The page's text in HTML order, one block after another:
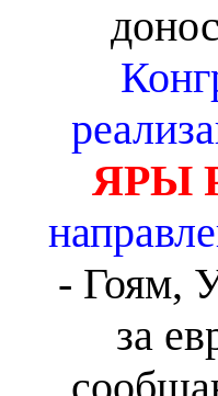
ЯРЫ
- Гоям,
за